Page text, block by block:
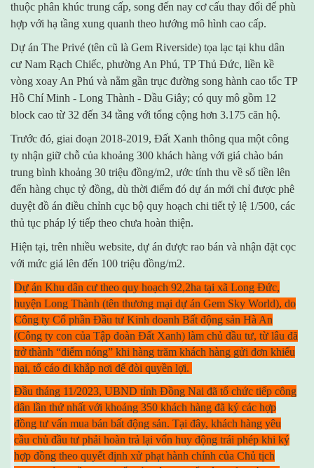
thuộc phân khúc trung cấp, song đến nay cơ cấu thay đổi để phù
hợp với hạ tầng xung quanh theo hướng mô hình cao cấp.
Dự án The Privé (tên cũ là Gem Riverside) tọa lạc tại khu dân
cư Nam Rạch Chiếc, phường An Phú, TP Thủ Đức, liền kề
vòng xoay An Phú và nằm gần trục đường song hành cao tốc TP
Hồ Chí Minh - Long Thành - Dầu Giây; có quy mô gồm 12
block cao từ 32 đến 34 tầng với tổng cộng hơn 3.175 căn hộ.
Trước đó, giai đoạn 2018-2019, Đất Xanh thông qua một công
ty nhận giữ chỗ của khoảng 300 khách hàng với giá chào bán
trung bình khoảng 30 triệu đồng/m2, ước tính thu về số tiền lên
đến hàng chục tỷ đồng, dù thời điểm đó dự án mới chỉ được phê
duyệt đồ án điều chỉnh cục bộ quy hoạch chi tiết tỷ lệ 1/500, các
thủ tục pháp lý tiếp theo chưa hoàn thiện.
Hiện tại, trên nhiều website, dự án được rao bán và nhận đặt cọc
với mức giá lên đến 100 triệu đồng/m2.
Dự án Khu dân cư theo quy hoạch 92,2ha tại xã Long Đức,
huyện Long Thành (tên thương mại dự án Gem Sky World), do
Công ty Cổ phần Đầu tư Kinh doanh Bất động sản Hà An
(Công ty con của Tập đoàn Đất Xanh) làm chủ đầu tư, từ lâu đã
trở thành “điểm nóng” khi hàng trăm khách hàng gửi đơn khiếu
nại, tố cáo đi khắp nơi để đòi quyền lợi.
Đầu tháng 11/2023, UBND tỉnh Đồng Nai đã tổ chức tiếp công
dân lần thứ nhất với khoảng 350 khách hàng đã ký các hợp
đồng tư vấn mua bán bất động sản. Tại đây, khách hàng yêu
cầu chủ đầu tư phải hoàn trả lại vốn huy động trái phép khi ký
hợp đồng theo quyết định xử phạt hành chính của Chủ tịch